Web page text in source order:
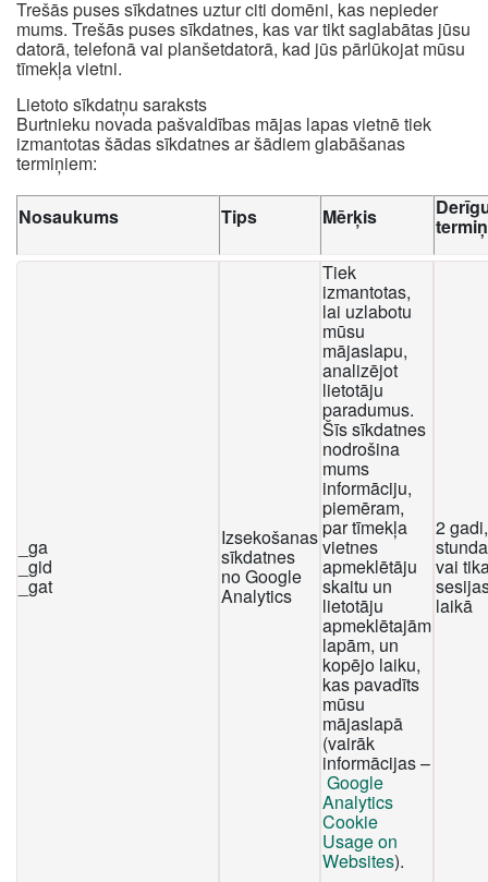
Trešās puses sīkdatnes uztur citi domēni, kas nepieder
mums. Trešās puses sīkdatnes, kas var tikt saglabātas jūsu
datorā, telefonā vai planšetdatorā, kad jūs pārlūkojat mūsu
tīmekļa vietni.
Lietoto sīkdatņu saraksts
Burtnieku novada pašvaldības mājas lapas vietnē tiek
izmantotas šādas sīkdatnes ar šādiem glabāšanas
termiņiem:
Nosaukums Tips Mērķis
_ga
_gid
_gat
Izsekošanas
sīkdatnes
no Google
Analytics
Tiek
izmantotas,
lai uzlabotu
mūsu
mājaslapu,
analizējot
lietotāju
paradumus.
Šīs sīkdatnes
nodrošina
mums
informāciju,
piemēram,
par tīmekļa
vietnes
apmeklētāju
skaitu un
lietotāju
apmeklētajām
lapām, un
kopējo laiku,
kas pavadīts
mūsu
mājaslapā
(vairāk
informācijas –
Google
Analytics
Cookie
Usage on
Websites).
2
vai
laikā